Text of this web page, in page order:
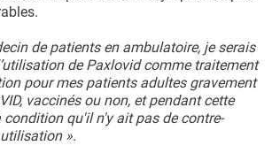
de patients en ambulatoire, je serais
de Paxlovid comme traitement
pour mes patients adultes gravement
vaccinés ou non, et pendant cette
condition qu'il n'y ait pas de contre-
».